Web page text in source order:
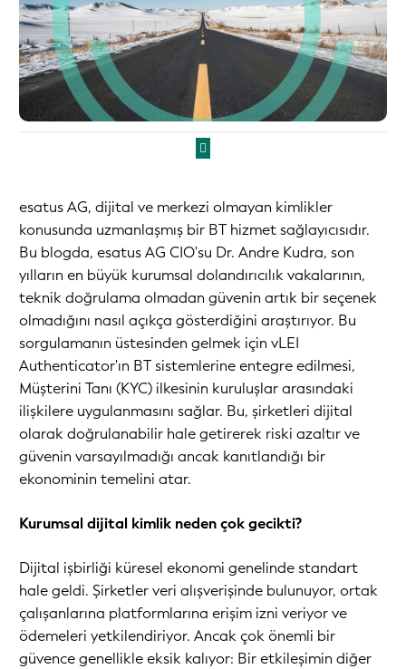
esatus AG, dijital ve merkezi olmayan kimlikler
konusunda uzmanlaşmış bir BT hizmet sağlayıcısıdır.
Bu blogda, esatus AG CIO'su Dr. Andre Kudra, son
yılların en büyük kurumsal dolandırıcılık vakalarının,
teknik doğrulama olmadan güvenin artık bir seçenek
olmadığını nasıl açıkça gösterdiğini araştırıyor. Bu
sorgulamanın üstesinden gelmek için vLEI
Authenticator'ın BT sistemlerine entegre edilmesi,
Müşterini Tanı (KYC) ilkesinin kuruluşlar arasındaki
ilişkilere uygulanmasını sağlar. Bu, şirketleri dijital
olarak doğrulanabilir hale getirerek riski azaltır ve
güvenin varsayılmadığı ancak kanıtlandığı bir
ekonominin temelini atar.
Kurumsal dijital kimlik neden çok gecikti?
Dijital işbirliği küresel ekonomi genelinde standart
hale geldi. Şirketler veri alışverişinde bulunuyor, ortak
çalışanlarına platformlarına erişim izni veriyor ve
ödemeleri yetkilendiriyor. Ancak çok önemli bir
güvence genellikle eksik kalıyor: Bir etkileşimin diğer